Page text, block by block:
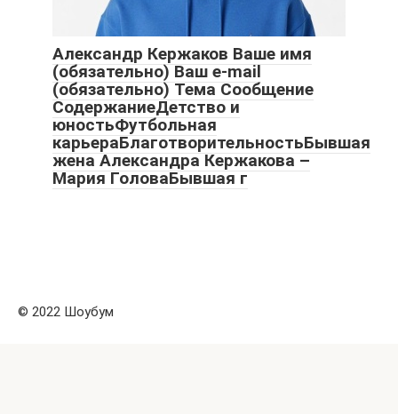
Александр Кержаков Ваше имя
(обязательно) Ваш e-mail
(обязательно) Тема Сообщение
СодержаниеДетство и
юностьФутбольная
карьераБлаготворительностьБывшая
жена Александра Кержакова –
Мария ГоловаБывшая г
© 2022 Шоубум